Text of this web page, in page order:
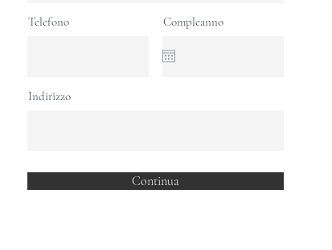
Telefono Compleanno
Indirizzo
Continua